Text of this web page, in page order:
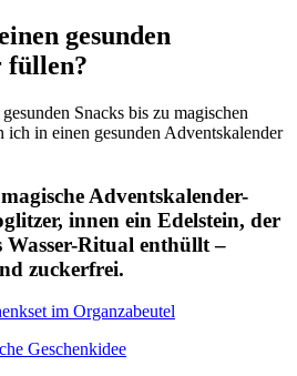
gesunden
füllen?
Snacks bis zu magischen
in einen gesunden Adventskalender
Adventskalender-
innen ein Edelstein, der
Wasser-Ritual enthüllt –
zuckerfrei.
im Organzabeutel
Geschenkidee